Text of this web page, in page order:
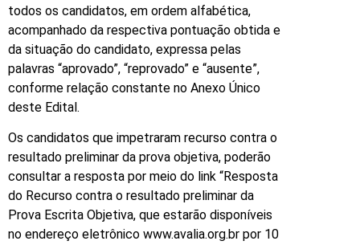
todos os candidatos, em ordem alfabética,
acompanhado da respectiva pontuação obtida e
da situação do candidato, expressa pelas
palavras “aprovado”, “reprovado” e “ausente”,
conforme relação constante no Anexo Único
deste Edital.
Os candidatos que impetraram recurso contra o
resultado preliminar da prova objetiva, poderão
consultar a resposta por meio do link “Resposta
do Recurso contra o resultado preliminar da
Prova Escrita Objetiva, que estarão disponíveis
no endereço eletrônico www.avalia.org.br por 10